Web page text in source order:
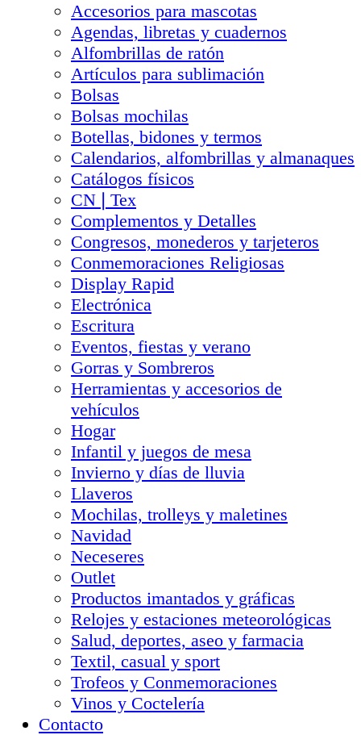
Accesorios para mascotas
Agendas, libretas y cuadernos
Alfombrillas de ratón
Artículos para sublimación
Bolsas
Bolsas mochilas
Botellas, bidones y termos
Calendarios, alfombrillas y almanaques
Catálogos físicos
CN❘Tex
Complementos y Detalles
Congresos, monederos y tarjeteros
Conmemoraciones Religiosas
Display Rapid
Electrónica
Escritura
Eventos, fiestas y verano
Gorras y Sombreros
Herramientas y accesorios de
vehículos
Hogar
Infantil y juegos de mesa
Invierno y días de lluvia
Llaveros
Mochilas, trolleys y maletines
Navidad
Neceseres
Outlet
Productos imantados y gráficas
Relojes y estaciones meteorológicas
Salud, deportes, aseo y farmacia
Textil, casual y sport
Trofeos y Conmemoraciones
Vinos y Coctelería
Contacto